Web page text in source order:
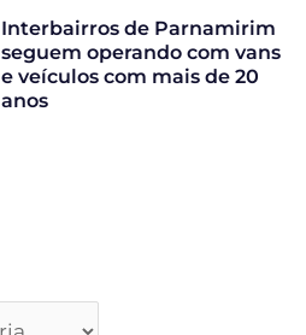
Interbairros de Parnamirim
seguem operando com vans
e veículos com mais de 20
anos